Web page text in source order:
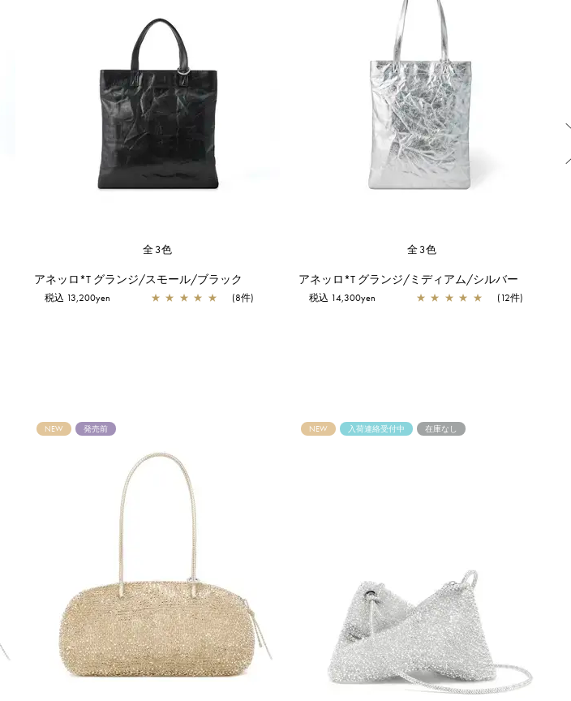
全3色
アネッロ*T グランジ/スモール/ブラック
税込 13,200yen ★ ★ ★ ★ ★ (8件)
全3色
アネッロ*T グランジ/ミディアム/シルバー
税込 14,300yen ★ ★ ★ ★ ★ (12件)
NEW 発売前 NEW 入荷連絡受付中 在庫なし